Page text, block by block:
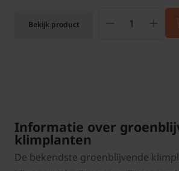
Bekijk product
Informatie over
klimplanten
De bekendste groenblijvende